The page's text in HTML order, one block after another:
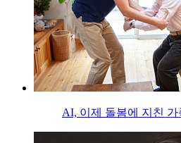
AI, 이제 돌봄에 지친